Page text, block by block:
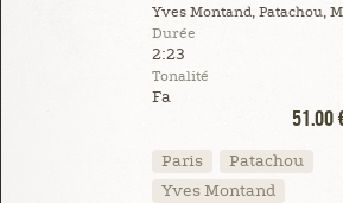
Yves Montand, Patachou,
Durée
2:23
Tonalité
Fa
51.00
Paris
Patachou
Yves Montand